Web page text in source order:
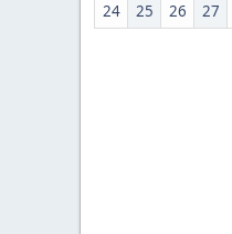
24
25 26 27